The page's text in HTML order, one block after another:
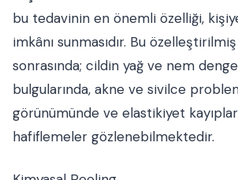
bu tedavinin en önemli özelliği,
imkânı sunmasıdır. Bu
sonrasında; cildin yağ ve nem
bulgularında, akne ve sivilce
görünümünde ve elastikiyet
hafiflemeler gözlenebilmektedir.